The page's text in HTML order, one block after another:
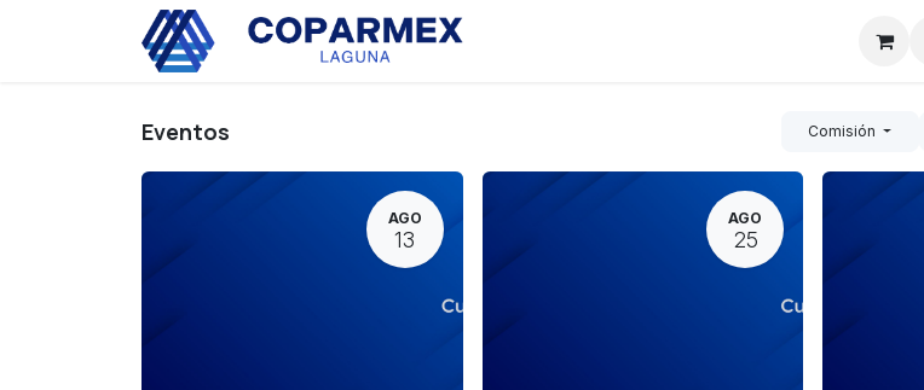
Noticias
Eventos Comisión
AGO
13
AGO
25